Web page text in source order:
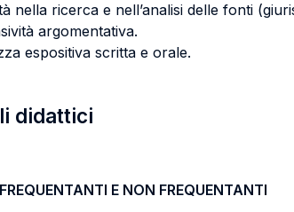
nella ricerca e nell’analisi delle fonti
argomentativa.
espositiva scritta e orale.
didattici
E NON FREQUENTANTI